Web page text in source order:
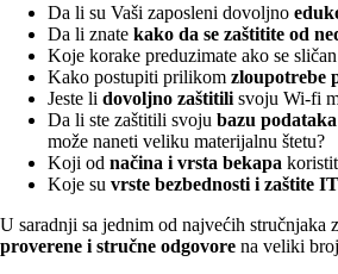
Da li su Vaši zaposleni dovoljno
Da li znate kako da se zaštitite od
Koje korake preduzimate ako se sličan
Kako postupiti prilikom zloupotrebe
Jeste li dovoljno zaštitili svoju Wi-fi
Da li ste zaštitili svoju bazu
može naneti veliku materijalnu štetu?
Koji od načina i vrsta bekapa
Koje su vrste bezbednosti i zaštite
U saradnji sa jednim od najvećih stručnjaka
proverene i stručne odgovore na veliki